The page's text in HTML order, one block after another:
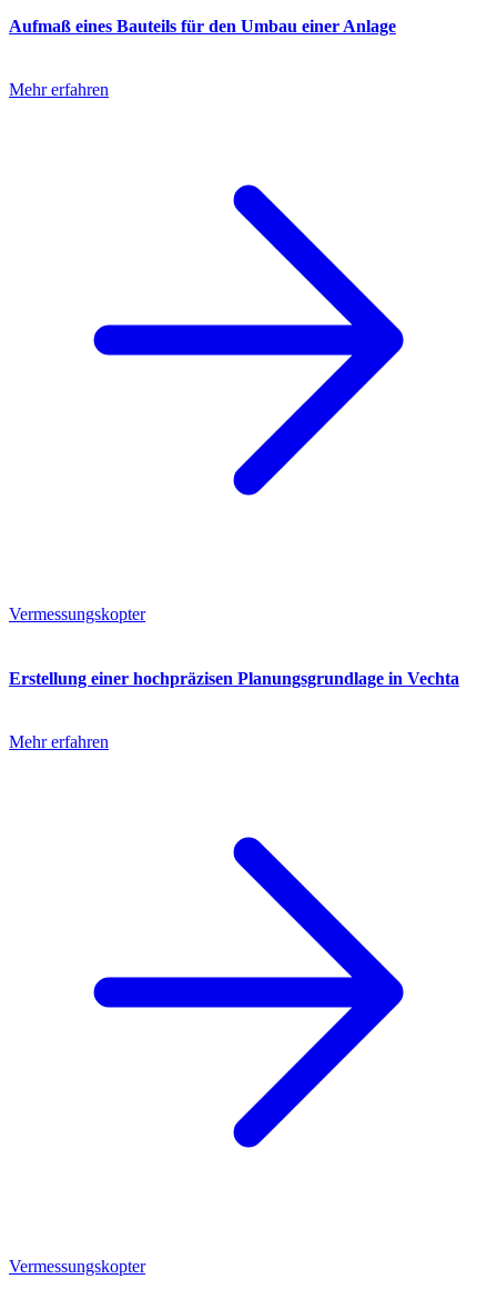
Aufmaß eines Bauteils für den Umbau einer Anlage
Mehr erfahren
Vermessungskopter
Erstellung einer hochpräzisen Planungsgrundlage in Vechta
Mehr erfahren
Vermessungskopter